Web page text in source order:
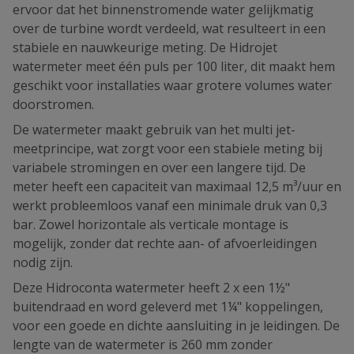
ervoor dat het binnenstromende water gelijkmatig
over de turbine wordt verdeeld, wat resulteert in een
stabiele en nauwkeurige meting. De Hidrojet
watermeter meet één puls per 100 liter, dit maakt hem
geschikt voor installaties waar grotere volumes water
doorstromen.
De watermeter maakt gebruik van het multi jet-
meetprincipe, wat zorgt voor een stabiele meting bij
variabele stromingen en over een langere tijd. De
meter heeft een capaciteit van maximaal 12,5 m³/uur en
werkt probleemloos vanaf een minimale druk van 0,3
bar. Zowel horizontale als verticale montage is
mogelijk, zonder dat rechte aan- of afvoerleidingen
nodig zijn.
Deze Hidroconta watermeter heeft 2 x een 1½"
buitendraad en word geleverd met 1¼" koppelingen,
voor een goede en dichte aansluiting in je leidingen. De
lengte van de watermeter is 260 mm zonder